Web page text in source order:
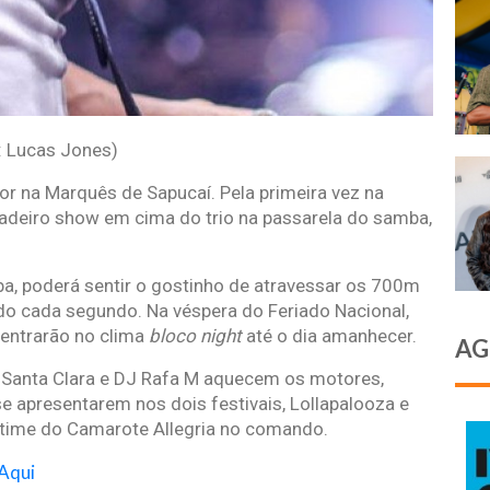
Lucas Jones)
na Marquês de Sapucaí. Pela primeira vez na
show em cima do trio na passarela do samba,
poderá sentir o gostinho de atravessar os 700m
cada segundo. Na véspera do Feriado Nacional,
no clima bloco night até o dia amanhecer.
Clara e DJ Rafa M aquecem os motores,
apresentarem nos dois festivais, Lollapalooza e
do Camarote Allegria no comando.